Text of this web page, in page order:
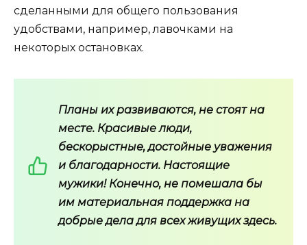
сделанными для общего пользования
удобствами, например, лавочками на
некоторых остановках.
Планы их развиваются, не стоят на
месте. Красивые люди,
бескорыстные, достойные уважения
и благодарности. Настоящие
мужики! Конечно, не помешала бы
им материальная поддержка на
добрые дела для всех живущих здесь.